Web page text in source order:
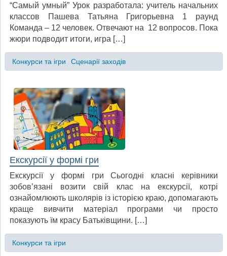
“Самый умный” Урок разработала: учитель начальних
классов Пашева Татьяна Григорьевна 1 раунд
Команда – 12 человек. Отвечают на 12 вопросов. Пока
жюри подводит итоги, игра […]
Конкурси та ігри Сценарії заходів
Екскурсії у формі гри
Екскурсії у формі гри Сьогодні класні керівники
зобов’язані возити свій клас на екскурсії, котрі
ознайомлюють школярів із історією краю, допомагають
краще вивчити матеріал програми чи просто
показують їм красу Батьківщини. […]
Конкурси та ігри